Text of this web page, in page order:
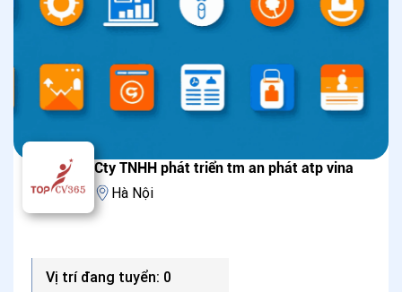
Cty TNHH phát triển tm an phát atp vina
Hà Nội
Vị trí đang tuyển: 0